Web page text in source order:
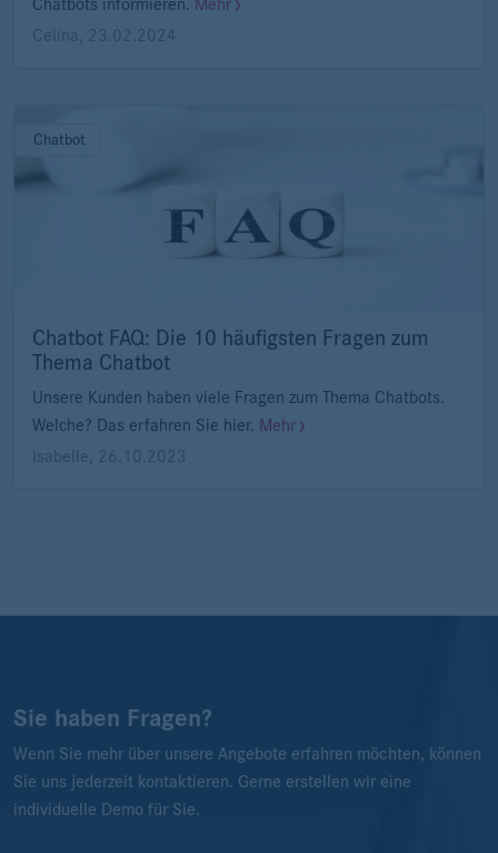
Chatbots informieren. Mehr
Celina
23.02.2024
Chatbot
Chatbot FAQ: Die 10 häufigsten Fragen zum
Thema Chatbot
Unsere Kunden haben viele Fragen zum Thema Chatbots.
Welche? Das erfahren Sie hier. Mehr
Isabelle
26.10.2023
Sie haben Fragen?
Wenn Sie mehr über unsere Angebote erfahren möchten, können
Sie uns jederzeit kontaktieren. Gerne erstellen wir eine
individuelle Demo für Sie.